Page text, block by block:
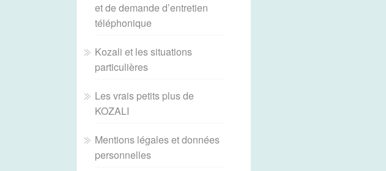
et de demande d’entretien
téléphonique
Kozali et les situations
particulières
Les vrais petits plus de
KOZALI
Mentions légales et données
personnelles